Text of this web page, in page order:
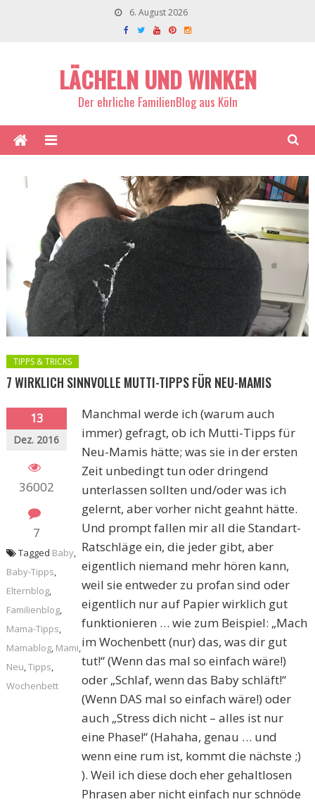
6. August 2026
LÄCHELN UND WINKEN
Der ehrliche FamilienBlog aus Köln
TIPPS & TRICKS
7 WIRKLICH SINNVOLLE MUTTI-TIPPS FÜR NEU-MAMIS
13
Dez. 2016
36002
7
Manchmal werde ich (warum auch
immer) gefragt, ob ich Mutti-Tipps für
Neu-Mamis hätte; was sie in der ersten
Zeit unbedingt tun oder dringend
unterlassen sollten und/oder was ich
gelernt, aber vorher nicht geahnt hätte.
Und prompt fallen mir all die Standart-
Ratschläge ein, die jeder gibt, aber
eigentlich niemand mehr hören kann,
weil sie entweder zu profan sind oder
eigentlich nur auf Papier wirklich gut
funktionieren … wie zum Beispiel: „Mach
im Wochenbett (nur) das, was dir gut
tut!“ (Wenn das mal so einfach wäre!)
oder „Schlaf, wenn das Baby schläft!“
(Wenn DAS mal so einfach wäre!) oder
auch „Stress dich nicht – alles ist nur
eine Phase!“ (Hahaha, genau … und
wenn eine rum ist, kommt die nächste ;)
). Weil ich diese doch eher gehaltlosen
Phrasen aber nicht einfach nur schnöde
Tagged Baby,
Baby-Tipps,
Elternblog,
Familienblog,
Mama-Tipps,
Mamablog, Mami,
Neu,Tipps,
Wochenbett